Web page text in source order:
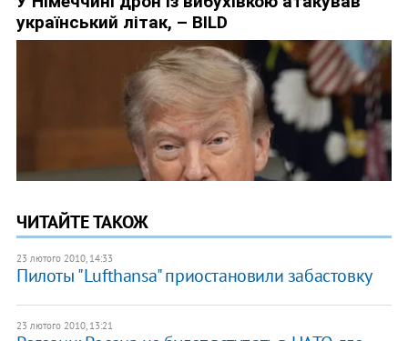
ЧИТАЙТЕ ТАКОЖ
23 лютого 2010, 14:33
Пилоты "Lufthansa" приостановили забастовку
23 лютого 2010, 13:21